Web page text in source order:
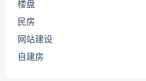
楼盘
民房
网站建设
自建房